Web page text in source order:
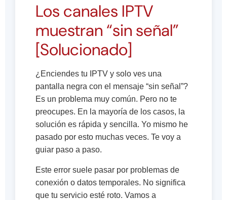
Los canales IPTV
muestran “sin señal”
[Solucionado]
¿Enciendes tu IPTV y solo ves una
pantalla negra con el mensaje “sin señal”?
Es un problema muy común. Pero no te
preocupes. En la mayoría de los casos, la
solución es rápida y sencilla. Yo mismo he
pasado por esto muchas veces. Te voy a
guiar paso a paso.
Este error suele pasar por problemas de
conexión o datos temporales. No significa
que tu servicio esté roto. Vamos a